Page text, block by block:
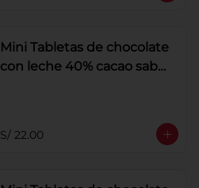
Mini Tabletas de chocolate
con leche 40% cacao sabor
S/ 22.00